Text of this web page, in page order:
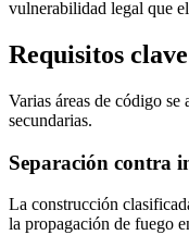
vulnerabilidad legal que
Requisitos
Varias áreas de código se
secundarias.
Separación contra
La construcción
la propagación de fuego